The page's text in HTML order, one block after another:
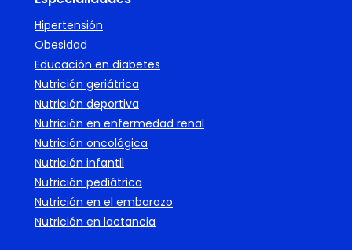
Hipertensión
Obesidad
Educación en diabetes
Nutrición geriátrica
Nutrición deportiva
Nutrición en enfermedad renal
Nutrición oncológica
Nutrición infantil
Nutrición pediátrica
Nutrición en el embarazo
Nutrición en lactancia